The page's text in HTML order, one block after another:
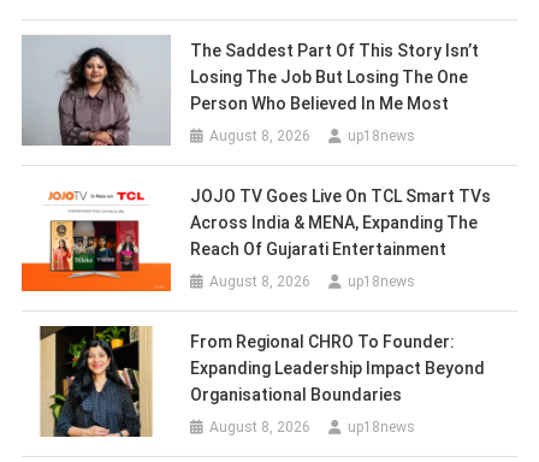
The Saddest Part Of This Story Isn’t
Losing The Job But Losing The One
Person Who Believed In Me Most
August 8, 2026 up18news
JOJO TV Goes Live On TCL Smart TVs
Across India & MENA, Expanding The
Reach Of Gujarati Entertainment
August 8, 2026 up18news
From Regional CHRO To Founder:
Expanding Leadership Impact Beyond
Organisational Boundaries
August 8, 2026 up18news